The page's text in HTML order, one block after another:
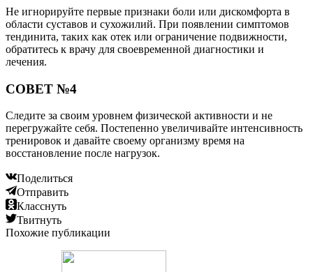
Не игнорируйте первые признаки боли или дискомфорта в
области суставов и сухожилий. При появлении симптомов
тендинита, таких как отек или ограничение подвижности,
обратитесь к врачу для своевременной диагностики и
лечения.
СОВЕТ №4
Следите за своим уровнем физической активности и не
перегружайте себя. Постепенно увеличивайте интенсивность
тренировок и давайте своему организму время на
восстановление после нагрузок.
Поделиться
Отправить
Класснуть
Твитнуть
Похожие публикации